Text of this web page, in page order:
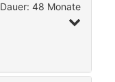
Dauer: 48 Monate